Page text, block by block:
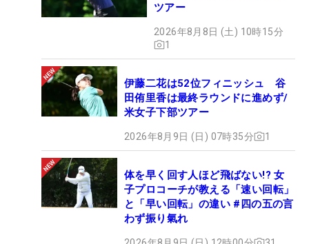
ツアー
2026年8月8日 (土) 10時15分
1
伊藤二花は52位フィニッシュ 谷
田侑里香は最終ラウンドに進めず/
米女子下部ツアー
2026年8月9日 (日) 07時35分 1
体を早く回す人ほど飛ばない!? 女
子プロコーチが教える「速い回転」
と「早い回転」の違い #四の五の言
わず振り氣れ